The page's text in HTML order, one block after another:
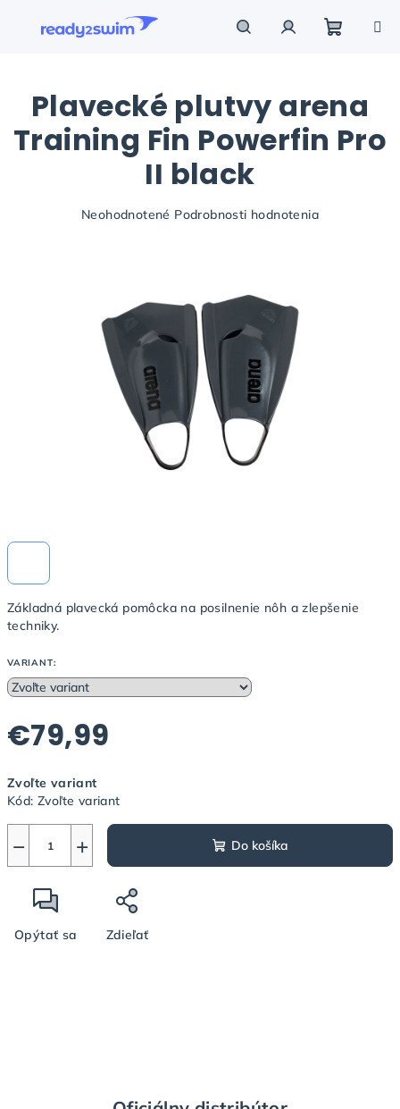
košík
Základná plavecká pomôcka na posilnenie nôh a zlepšenie
techniky.
VARIANT:
€79,99
cena:
Zvoľte variant
Kód: Zvoľte variant
+
− Do košíka
Opýtať sa Zdieľať
Plavecké plutvy arena
Training Fin Powerfin Pro
II black
Priemerné
hviezdičiek.
Neohodnotené Podrobnosti hodnotenia